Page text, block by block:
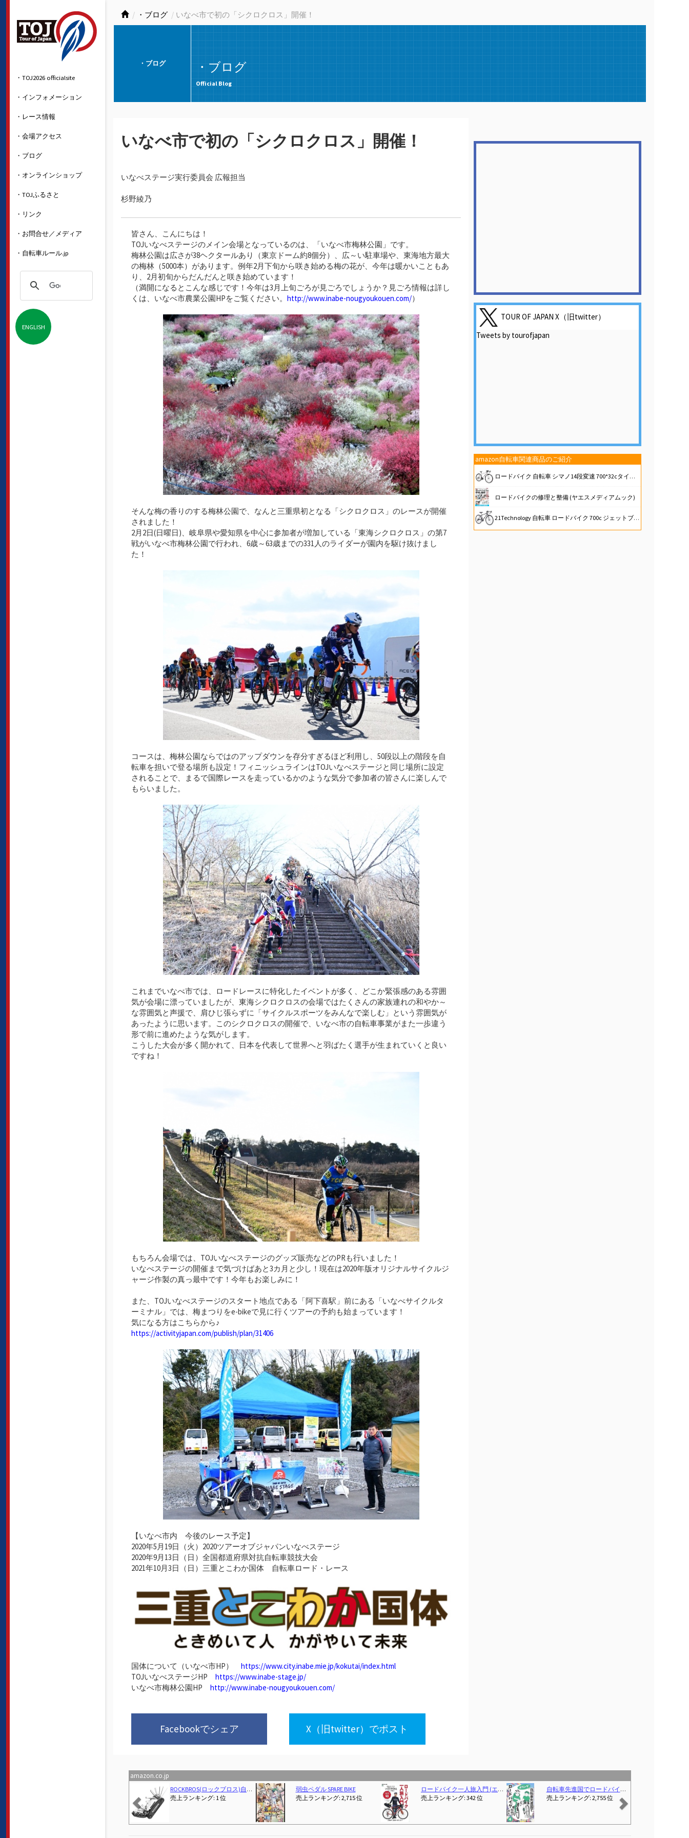
・TOJ2026 officialsite
・インフォメーション
・レース情報
・会場アクセス
・ブログ
・オンラインショップ
・TOJふるさと
・リンク
・お問合せ／メディア
・自転車ルール.jp
ENGLISH
・ブログ いなべ市で初の「シクロクロス」開催！
・ブログ ・ブログ
Official Blog
いなべ市で初の「シクロクロス」開催！
いなべステージ実行委員会 広報担当
杉野綾乃
皆さん、こんにちは！
TOJいなべステージのメイン会場となっているのは、「いなべ市梅林公園」です。
梅林公園は広さが38ヘクタールあり（東京ドーム約8個分）、広～い駐車場や、東海地方最大
の梅林（5000本）があります。例年2月下旬から咲き始める梅の花が、今年は暖かいこともあ
り、2月初旬からだんだんと咲き始めています！
（満開になるとこんな感じです！今年は3月上旬ごろが見ごろでしょうか？見ごろ情報は詳し
くは、いなべ市農業公園HPをご覧ください。 http://www.inabe-nougyoukouen.com/）
そんな梅の香りのする梅林公園で、なんと三重県初となる「シクロクロス」のレースが開催
されました！
2月2日(日曜日)、岐阜県や愛知県を中心に参加者が増加している「東海シクロクロス」の第7
戦がいなべ市梅林公園で行われ、6歳～63歳までの331人のライダーが園内を駆け抜けまし
た！
コースは、梅林公園ならではのアップダウンを存分すぎるほど利用し、50段以上の階段を自
転車を担いで登る場所も設定！フィニッシュラインはTOJいなべステージと同じ場所に設定
されることで、まるで国際レースを走っているかのような気分で参加者の皆さんに楽しんで
もらいました。
これまでいなべ市では、ロードレースに特化したイベントが多く、どこか緊張感のある雰囲
気が会場に漂っていましたが、東海シクロクロスの会場ではたくさんの家族連れの和やか～
な雰囲気と声援で、肩ひじ張らずに「サイクルスポーツをみんなで楽しむ」という雰囲気が
あったように思います。このシクロクロスの開催で、いなべ市の自転車事業がまた一歩違う
形で前に進めたような気がします。
こうした大会が多く開かれて、日本を代表して世界へと羽ばたく選手が生まれていくと良い
ですね！
もちろん会場では、TOJいなべステージのグッズ販売などのPRも行いました！
いなべステージの開催まで気づけばあと3カ月と少し！現在は2020年版オリジナルサイクルジ
ャージ作製の真っ最中です！今年もお楽しみに！
また、TOJいなべステージのスタート地点である「阿下喜駅」前にある「いなべサイクルタ
ーミナル」では、梅まつりをe-bikeで見に行くツアーの予約も始まっています！
気になる方はこちらから♪
https://activityjapan.com/publish/plan/31406
【いなべ市内 今後のレース予定】
2020年5月19日（火）2020ツアーオブジャパンいなべステージ
2020年9月13日（日）全国都道府県対抗自転車競技大会
2021年10月3日（日）三重とこわか国体 自転車ロード・レース
国体について（いなべ市HP） https://www.city.inabe.mie.jp/kokutai/index.html
TOJいなべステージHP https://www.inabe-stage.jp/
いなべ市梅林公園HP http://www.inabe-nougyoukouen.com/
Facebookでシェア X（旧twitter）でポスト
TOUR OF JAPAN X（旧twitter）
Tweets by tourofjapan
amazon自転車関連商品のご紹介
ロードバイク 自転車 シマノ14段変速 700*32cタイヤ ドロップハンドル 補助ブレーキ搭載 前後キャリパーブレーキ 超軽量高炭素鋼フレーム (ホワイト)
ロードバイクの修理と整備 (ヤエスメディアムック)
21Technology 自転車 ロードバイク 700c ジェットブラック 700×28c シマノ14段変速ギヤ ドロップハンドル 補助ブレーキ搭載 前後キャリパーブレーキ
amazon.co.jp
折りたたみ自転車&スモールバイクカタログ2026 (タツミムック)
(2026-02-28T00:00:01Z)
売上ランキング: 37 位
MORYTRADE 自転車 おもちゃ MTB マウンテンバイク 模型 ダイキャスト ブラック/イエロー
売上ランキング: 1 位
それでも自転車おばさんは行く ロードバイクに乗る主婦のつぶやき
(2026-05-29T00:00:01Z)
売上ランキング: 282,717 位
走れ自転車（字幕版）
売上ランキング: 位
Previous Next